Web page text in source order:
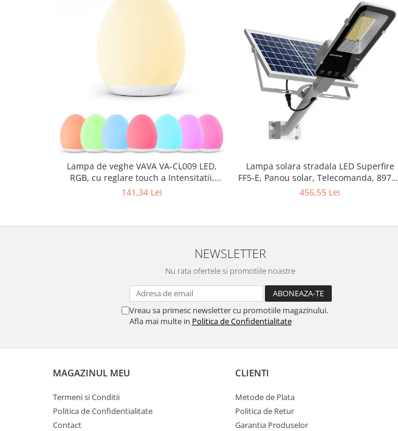
Lampa de veghe VAVA VA-CL009 LED,
RGB, cu reglare touch a Intensitatii,
lumina calda
141,34 Lei
Lampa solara stradala LED Superfire
FF5-E, Panou solar, Telecomanda, 897W,
2000lm, 20000mAh
456,55 Lei
NEWSLETTER
Nu rata ofertele si promotiile noastre
Vreau sa primesc newsletter cu promotiile magazinului.
Afla mai multe in Politica de Confidentialitate
MAGAZINUL MEU
Termeni si Conditii
Politica de Confidentialitate
Contact
CLIENTI
Metode de Plata
Politica de Retur
Garantia Produselor